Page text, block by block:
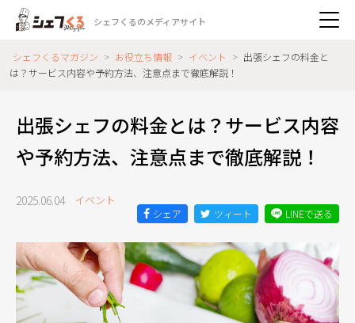
シェフくるのメディアサイト
シェフくるマガジン > お役立ち情報 > イベント > 出張シェフの料金と
は？サービス内容や予約方法、注意点まで徹底解説！
出張シェフの料金とは？サービス内容
や予約方法、注意点まで徹底解説！
2025.06.04 イベント
シェア ツィート LINEで送る